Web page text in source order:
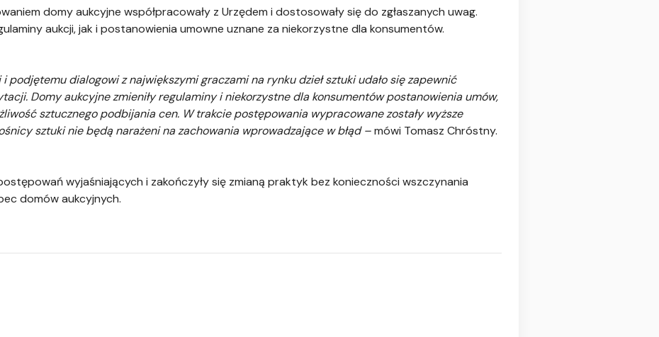
domy aukcyjne współpracowały z Urzędem i dostosowały się do zgłaszanych uwag.
aukcji, jak i postanowienia umowne uznane za niekorzystne dla konsumentów.
podjętemu dialogowi z największymi graczami na rynku dzieł sztuki udało się zapewnić
Domy aukcyjne zmieniły regulaminy i niekorzystne dla konsumentów postanowienia umów,
sztucznego podbijania cen. W trakcie postępowania wypracowane zostały wyższe
sztuki nie będą narażeni na zachowania wprowadzające w błąd –mówi Tomasz Chróstny.
wyjaśniających i zakończyły się zmianą praktyk bez konieczności wszczynania
domów aukcyjnych.